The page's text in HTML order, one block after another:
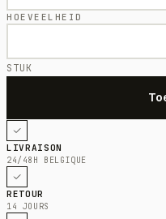
HOEVEELHEID
STUK
LIVRAISON
24/48H BELGIQUE
RETOUR
14 JOURS